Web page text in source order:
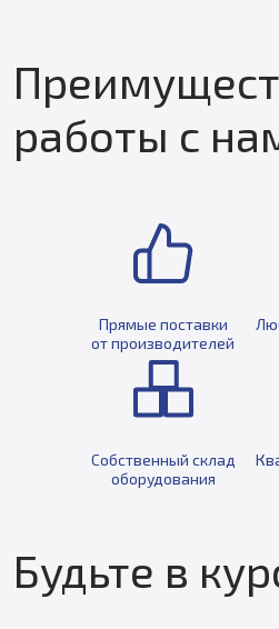
работы с
Прямые поставки
от производителей
Собственный склад
оборудования
Будьте в